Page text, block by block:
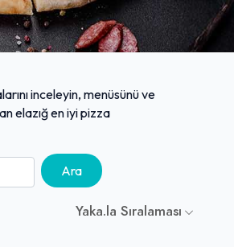
inceleyin, menüsünü ve
elazığ en iyi pizza
Ara
Yaka.la Sıralaması